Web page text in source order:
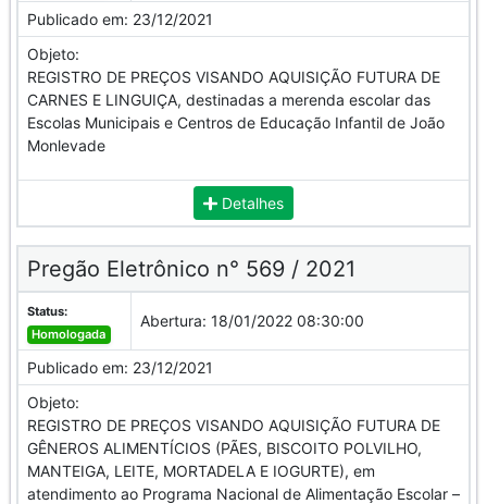
Publicado em: 23/12/2021
Objeto:
REGISTRO DE PREÇOS VISANDO AQUISIÇÃO FUTURA DE
CARNES E LINGUIÇA, destinadas a merenda escolar das
Escolas Municipais e Centros de Educação Infantil de João
Monlevade
Detalhes
Pregão Eletrônico n° 569 / 2021
Status:
Homologada
Abertura: 18/01/2022 08:30:00
Publicado em: 23/12/2021
Objeto:
REGISTRO DE PREÇOS VISANDO AQUISIÇÃO FUTURA DE
GÊNEROS ALIMENTÍCIOS (PÃES, BISCOITO POLVILHO,
MANTEIGA, LEITE, MORTADELA E IOGURTE), em
atendimento ao Programa Nacional de Alimentação Escolar –